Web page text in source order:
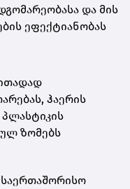
და მის
ეფექტიანობას
ჰაერის
პლასტიკის
ზომებს